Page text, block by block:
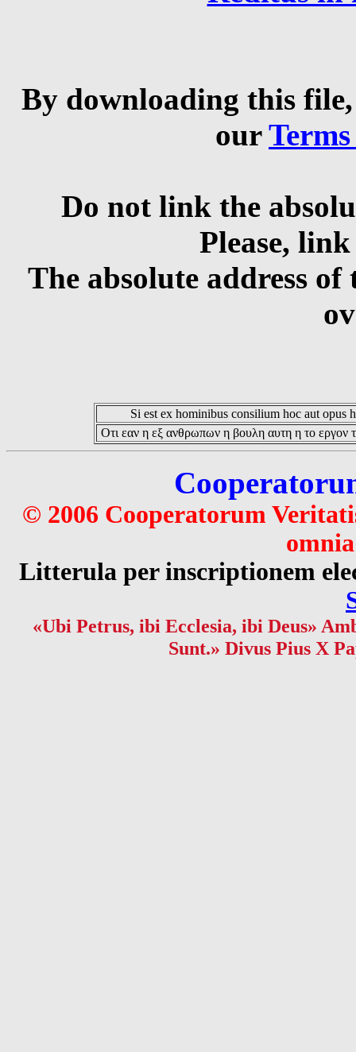
By downloading this
our
Do not link the
Please,
The absolute address
Si est ex hominibus consilium hoc aut opus
Οτι εαν η εξ ανθρωπων η βουλη αυτη η το εργον
© 2006 Cooperatorum
Litterula per inscriptionem
«Ubi Petrus, ibi Ecclesia, ibi Deus»
Sunt.» Divus Pius X